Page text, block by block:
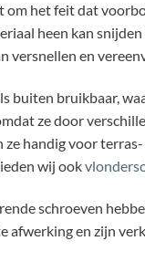
om het feit dat
heen kan
versnellen en
buiten bruikbaar,
ze door
ze handig voor
wij ook
schroeven
afwerking en zijn